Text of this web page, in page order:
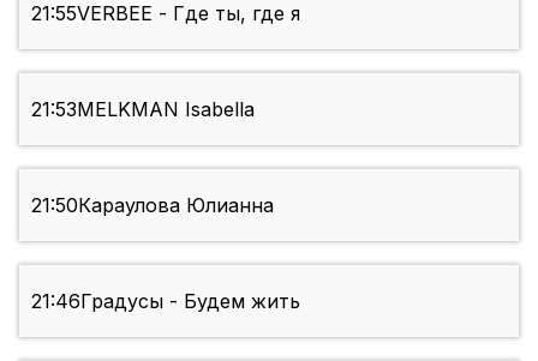
21:55VERBEE - Где ты, где я
21:53MELKMAN Isabella
21:50Караулова Юлианна
21:46Градусы - Будем жить